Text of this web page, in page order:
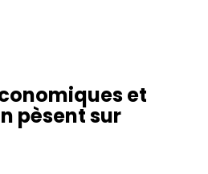
et
pèsent sur